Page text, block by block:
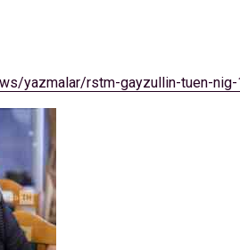
yazmalar/rstm-gayzullin-tuen-